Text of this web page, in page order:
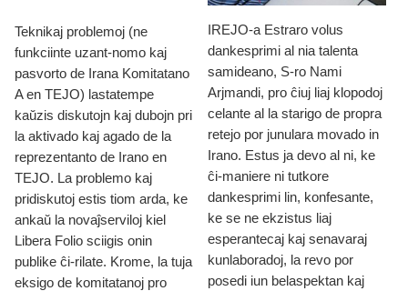
Teknikaj problemoj (ne
funkciinte uzant-nomo kaj
pasvorto de Irana Komitatano
A en TEJO) lastatempe
kaŭzis diskutojn kaj dubojn pri
la aktivado kaj agado de la
reprezentanto de Irano en
TEJO. La problemo kaj
pridiskutoj estis tiom arda, ke
ankaŭ la novaĵserviloj kiel
Libera Folio sciigis onin
publike ĉi-rilate. Krome, la tuja
eksigo de komitatanoj pro
IREJO-a Estraro volus
dankesprimi al nia talenta
samideano, S-ro Nami
Arjmandi, pro ĉiuj liaj klopodoj
celante al la starigo de propra
retejo por junulara movado in
Irano. Estus ja devo al ni, ke
ĉi-maniere ni tutkore
dankesprimi lin, konfesante,
ke se ne ekzistus liaj
esperantecaj kaj senavaraj
kunlaboradoj, la revo por
posedi iun belaspektan kaj